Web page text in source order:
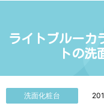
ライトブルーカ
トの
洗面化粧台